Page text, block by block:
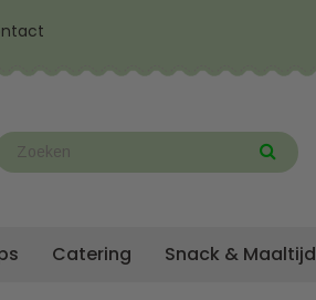
Catering Snack & Maaltijd